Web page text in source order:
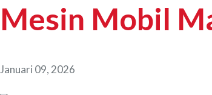
Mesin Mobil
Januari 09, 2026